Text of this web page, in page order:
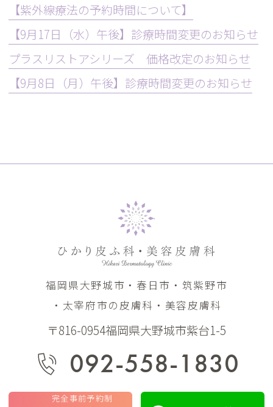
【紫外線療法の予約時間について】
【9月17日（水）午後】診療時間変更のお知らせ
プラスリストアシリーズ 価格改定のお知らせ
【9月8日（月）午後】診療時間変更のお知らせ
福岡県大野城市・春日市・筑紫野市
・太宰府市の皮膚科・美容皮膚科
〒816-0954福岡県大野城市紫台1-5
092-558-1830
完全事前予約制